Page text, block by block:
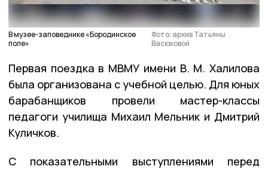
В музее-заповеднике «Бородинское
поле»
Фото: архив Татьяны
Васюковой
Первая поездка в МВМУ имени В. М. Халилова
была организована с учебной целью. Для юных
барабанщиков провели мастер-классы
педагоги училища Михаил Мельник и Дмитрий
Куличков.
С показательными выступлениями перед